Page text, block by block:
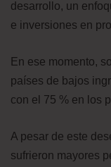
desarrollo, un
e inversiones en
En ese momento,
países de bajos
con el 75 % en los
A pesar de este
sufrieron mayores